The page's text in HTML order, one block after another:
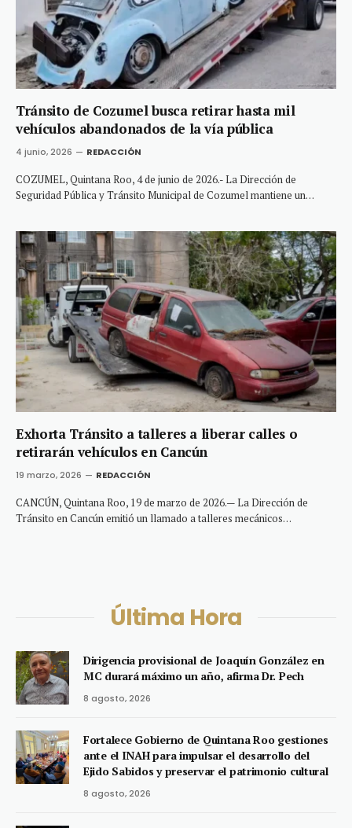
Tránsito de Cozumel busca retirar hasta mil
vehículos abandonados de la vía pública
4 junio, 2026 REDACCIÓN
COZUMEL, Quintana Roo, 4 de junio de 2026.- La Dirección de
Seguridad Pública y Tránsito Municipal de Cozumel mantiene un…
Exhorta Tránsito a talleres a liberar calles o
retirarán vehículos en Cancún
19 marzo, 2026 REDACCIÓN
CANCÚN, Quintana Roo, 19 de marzo de 2026.— La Dirección de
Tránsito en Cancún emitió un llamado a talleres mecánicos…
Última Hora
Dirigencia provisional de Joaquín González en
MC durará máximo un año, afirma Dr. Pech
8 agosto, 2026
Fortalece Gobierno de Quintana Roo gestiones
ante el INAH para impulsar el desarrollo del
Ejido Sabidos y preservar el patrimonio cultural
8 agosto, 2026